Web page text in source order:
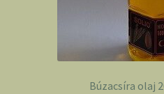
Búzacsíra olaj